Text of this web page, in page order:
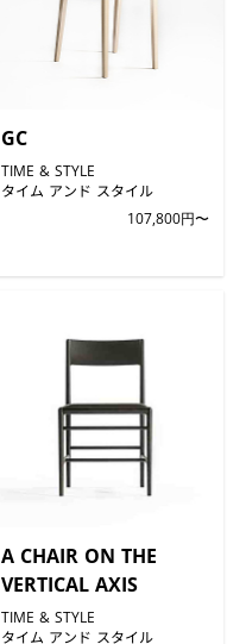
GC
TIME & STYLE
タイム アンド スタイル
107,800円〜
A CHAIR ON THE
VERTICAL AXIS
TIME & STYLE
タイム アンド スタイル